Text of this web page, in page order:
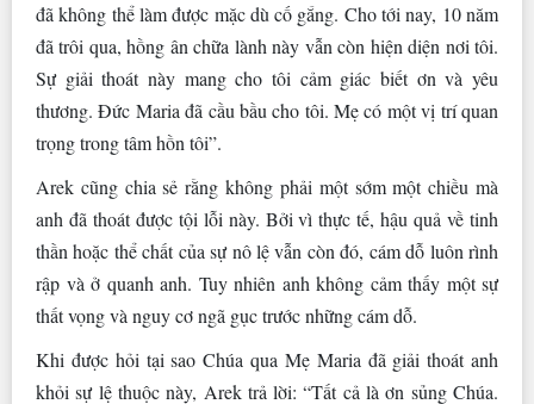
đã không thể làm được mặc dù cố gắng. Cho tới nay, 10 năm
đã trôi qua, hồng ân chữa lành này vẫn còn hiện diện nơi tôi.
Sự giải thoát này mang cho tôi cảm giác biết ơn và yêu
thương. Đức Maria đã cầu bầu cho tôi. Mẹ có một vị trí quan
trọng trong tâm hồn tôi”.
Arek cũng chia sẻ rằng không phải một sớm một chiều mà
anh đã thoát được tội lỗi này. Bởi vì thực tế, hậu quả về tinh
thần hoặc thể chất của sự nô lệ vẫn còn đó, cám dỗ luôn rình
rập và ở quanh anh. Tuy nhiên anh không cảm thấy một sự
thất vọng và nguy cơ ngã gục trước những cám dỗ.
Khi được hỏi tại sao Chúa qua Mẹ Maria đã giải thoát anh
khỏi sự lệ thuộc này, Arek trả lời: “Tất cả là ơn sủng Chúa.